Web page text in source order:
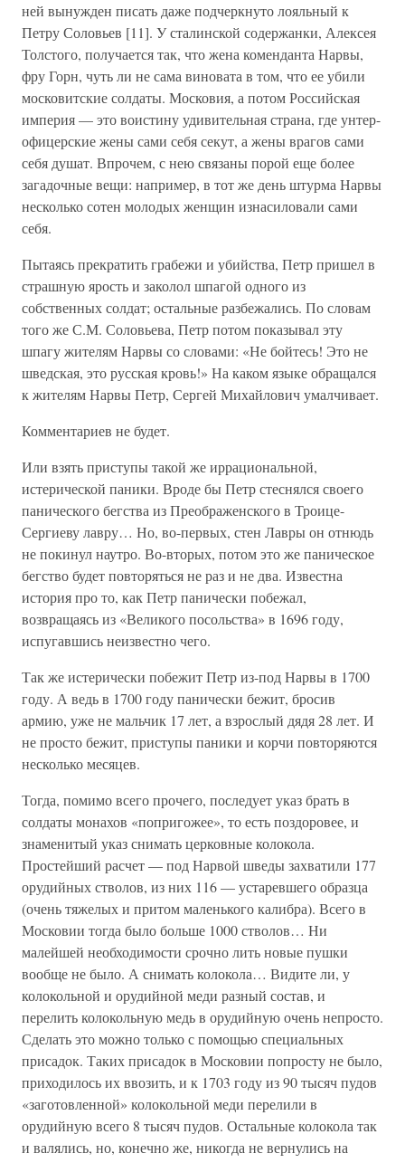
ней вынужден писать даже подчеркнуто лояльный к
Петру Соловьев [11]. У сталинской содержанки, Алексея
Толстого, получается так, что жена коменданта Нарвы,
фру Горн, чуть ли не сама виновата в том, что ее убили
московитские солдаты. Московия, а потом Российская
империя — это воистину удивительная страна, где унтер-
офицерские жены сами себя секут, а жены врагов сами
себя душат. Впрочем, с нею связаны порой еще более
загадочные вещи: например, в тот же день штурма Нарвы
несколько сотен молодых женщин изнасиловали сами
себя.
Пытаясь прекратить грабежи и убийства, Петр пришел в
страшную ярость и заколол шпагой одного из
собственных солдат; остальные разбежались. По словам
того же С.М. Соловьева, Петр потом показывал эту
шпагу жителям Нарвы со словами: «Не бойтесь! Это не
шведская, это русская кровь!» На каком языке обращался
к жителям Нарвы Петр, Сергей Михайлович умалчивает.
Комментариев не будет.
Или взять приступы такой же иррациональной,
истерической паники. Вроде бы Петр стеснялся своего
панического бегства из Преображенского в Троице-
Сергиеву лавру… Но, во-первых, стен Лавры он отнюдь
не покинул наутро. Во-вторых, потом это же паническое
бегство будет повторяться не раз и не два. Известна
история про то, как Петр панически побежал,
возвращаясь из «Великого посольства» в 1696 году,
испугавшись неизвестно чего.
Так же истерически побежит Петр из-под Нарвы в 1700
году. А ведь в 1700 году панически бежит, бросив
армию, уже не мальчик 17 лет, а взрослый дядя 28 лет. И
не просто бежит, приступы паники и корчи повторяются
несколько месяцев.
Тогда, помимо всего прочего, последует указ брать в
солдаты монахов «попригожее», то есть поздоровее, и
знаменитый указ снимать церковные колокола.
Простейший расчет — под Нарвой шведы захватили 177
орудийных стволов, из них 116 — устаревшего образца
(очень тяжелых и притом маленького калибра). Всего в
Московии тогда было больше 1000 стволов… Ни
малейшей необходимости срочно лить новые пушки
вообще не было. А снимать колокола… Видите ли, у
колокольной и орудийной меди разный состав, и
перелить колокольную медь в орудийную очень непросто.
Сделать это можно только с помощью специальных
присадок. Таких присадок в Московии попросту не было,
приходилось их ввозить, и к 1703 году из 90 тысяч пудов
«заготовленной» колокольной меди перелили в
орудийную всего 8 тысяч пудов. Остальные колокола так
и валялись, но, конечно же, никогда не вернулись на